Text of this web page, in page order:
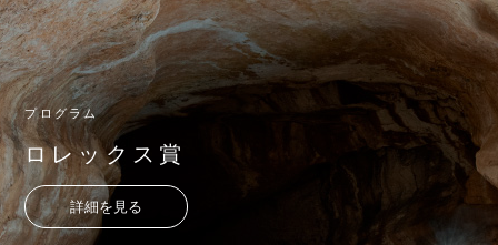
プログラム
ロレックス賞
詳細を見る